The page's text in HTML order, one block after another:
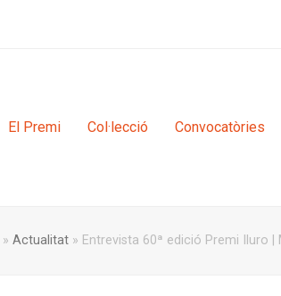
El Premi Col·lecció Convocatòries
» Actualitat » Entrevista 60ª edició Premi Iluro |